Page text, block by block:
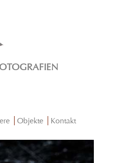
Objekte Kontakt